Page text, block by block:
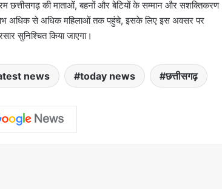
छत्तीसगढ़ की माताओं, बहनों और बेटियों के सम्मान और सशक्तिकरण
लाभ अधिक से अधिक महिलाओं तक पहुंचे, इसके लिए इस अवसर पर
सुनिश्चित किया जाएगा।
news today news छत्तीसगढ़